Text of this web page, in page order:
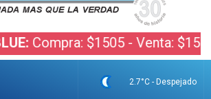
$1505 - Venta: $1525 |
2.7°C - Despejado